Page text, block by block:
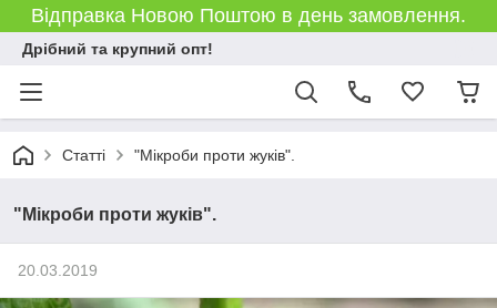
Відправка Новою Поштою в день замовлення.
Дрібний та крупний опт!
Статті "Мікроби проти жуків".
"Мікроби проти жуків".
20.03.2019